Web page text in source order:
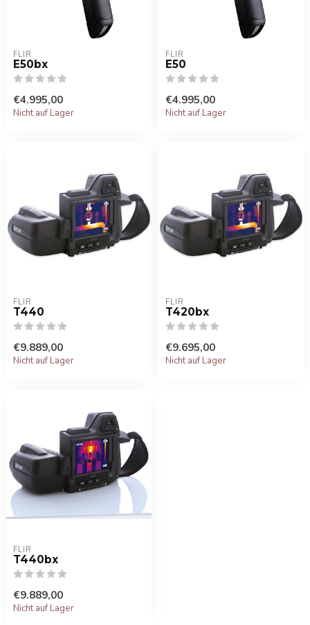
FLIR
E50bx
€4.995,00
Nicht auf Lager
FLIR
E50
€4.995,00
Nicht auf Lager
FLIR
T440
€9.889,00
Nicht auf Lager
FLIR
T420bx
€9.695,00
Nicht auf Lager
FLIR
T440bx
€9.889,00
Nicht auf Lager